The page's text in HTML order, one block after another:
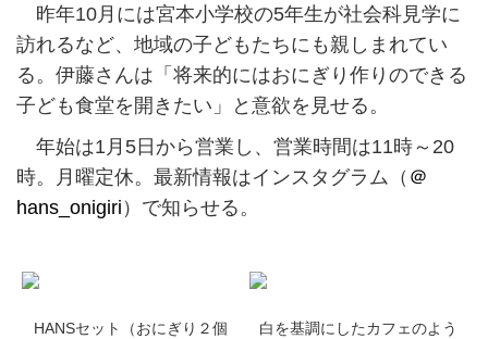
昨年10月には宮本小学校の5年生が社会科見学に
訪れるなど、地域の子どもたちにも親しまれてい
る。伊藤さんは「将来的にはおにぎり作りのできる
子ども食堂を開きたい」と意欲を見せる。
年始は1月5日から営業し、営業時間は11時～20
時。月曜定休。最新情報はインスタグラム（ ＠
hans_onigiri ）で知らせる。
HANSセット（おにぎり２個
白を基調にしたカフェのよう